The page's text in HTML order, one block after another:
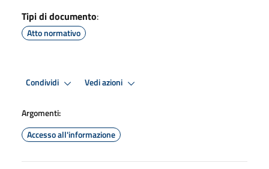
Tipi di documento:
Atto normativo
Condividi Vedi azioni
Argomenti:
Accesso all'informazione